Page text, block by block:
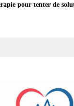
pour tenter de